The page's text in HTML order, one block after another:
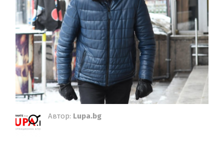
Автор: Lupa.bg